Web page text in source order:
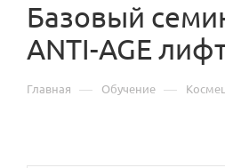
Базовый
ANTI-AGE
Главная — Обучение —